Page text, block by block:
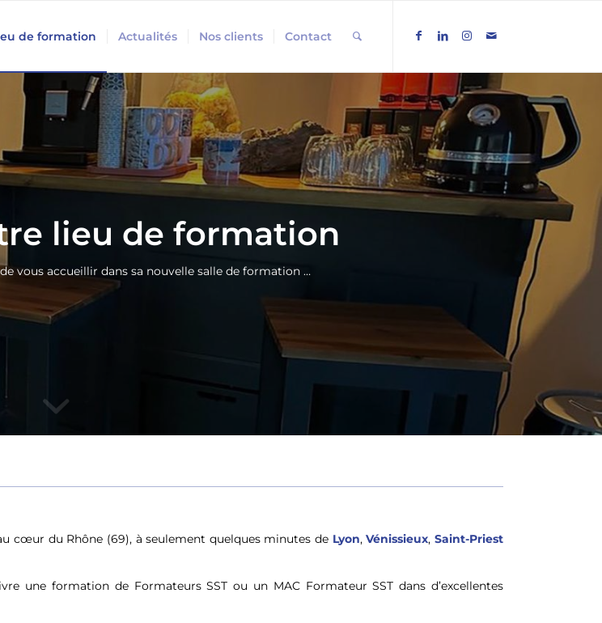
de formation Actualités Nos clients Contact
lieu de formation
vous accueillir dans sa nouvelle salle de formation …
cœur du Rhône (69), à seulement quelques minutes de Lyon,Vénissieux,Saint-Priest
une formation de Formateurs SST ou un MAC Formateur SST dans d’excellentes